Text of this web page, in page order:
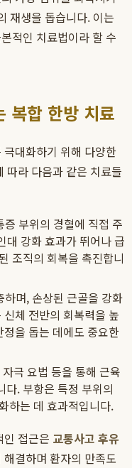
재생을 돕습니다. 이는
적인 치료법이라 할 수
복합 한방 치료
대화하기 위해 다양한
따라 다음과 같은 치료들
부위의 경혈에 직접 주
대 강화 효과가 뛰어나 급
조직의 회복을 촉진합니
며, 손상된 근골을 강화
체 전반의 회복력을 높
을 돕는 데에도 중요한
극 요법 등을 통해 근육
다. 부항은 특정 부위의
하는 데 효과적입니다.
인 접근은 교통사고 후유
결하며 환자의 만족도